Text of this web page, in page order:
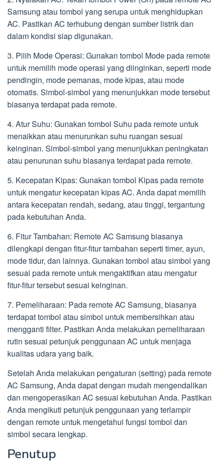
Samsung atau tombol yang serupa untuk menghidupkan
AC. Pastikan AC terhubung dengan sumber listrik dan
dalam kondisi siap digunakan.
3. Pilih Mode Operasi: Gunakan tombol Mode pada remote
untuk memilih mode operasi yang diinginkan, seperti mode
pendingin, mode pemanas, mode kipas, atau mode
otomatis. Simbol-simbol yang menunjukkan mode tersebut
biasanya terdapat pada remote.
4. Atur Suhu: Gunakan tombol Suhu pada remote untuk
menaikkan atau menurunkan suhu ruangan sesuai
keinginan. Simbol-simbol yang menunjukkan peningkatan
atau penurunan suhu biasanya terdapat pada remote.
5. Kecepatan Kipas: Gunakan tombol Kipas pada remote
untuk mengatur kecepatan kipas AC. Anda dapat memilih
antara kecepatan rendah, sedang, atau tinggi, tergantung
pada kebutuhan Anda.
6. Fitur Tambahan: Remote AC Samsung biasanya
dilengkapi dengan fitur-fitur tambahan seperti timer, ayun,
mode tidur, dan lainnya. Gunakan tombol atau simbol yang
sesuai pada remote untuk mengaktifkan atau mengatur
fitur-fitur tersebut sesuai keinginan.
7. Pemeliharaan: Pada remote AC Samsung, biasanya
terdapat tombol atau simbol untuk membersihkan atau
mengganti filter. Pastikan Anda melakukan pemeliharaan
rutin sesuai petunjuk penggunaan AC untuk menjaga
kualitas udara yang baik.
Setelah Anda melakukan pengaturan (setting) pada remote
AC Samsung, Anda dapat dengan mudah mengendalikan
dan mengoperasikan AC sesuai kebutuhan Anda. Pastikan
Anda mengikuti petunjuk penggunaan yang terlampir
dengan remote untuk mengetahui fungsi tombol dan
simbol secara lengkap.
Penutup